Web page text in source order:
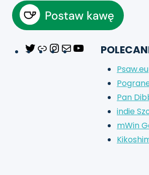
Twitter
LinkInstagram
Mail YouTube
Psaw.eu
Pan
indie
mWin